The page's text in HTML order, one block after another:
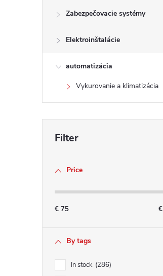
Zabezpečovacie systémy
Elektroinštalácie
automatizácia
Vykurovanie a klimatizácia
Price
€ 75 €
By tags
In stock 286